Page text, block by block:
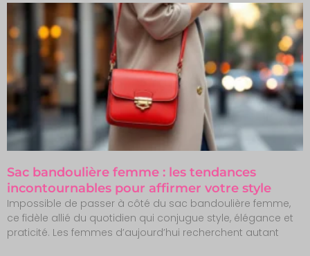
Sac bandoulière femme : les tendances
incontournables pour affirmer votre style
Impossible de passer à côté du sac bandoulière femme,
ce fidèle allié du quotidien qui conjugue style, élégance et
praticité. Les femmes d’aujourd’hui recherchent autant